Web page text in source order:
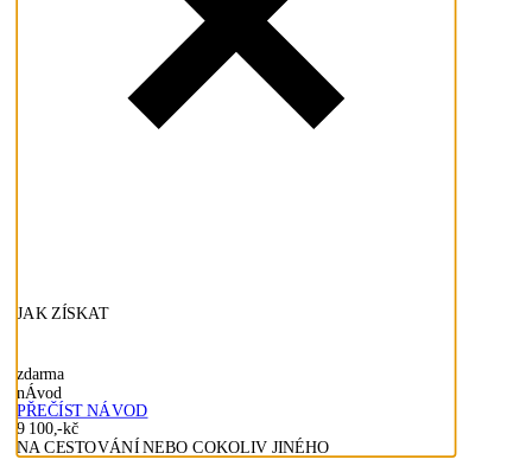
JAK ZÍSKAT
zdarma
nÁvod
PŘEČÍST NÁVOD
9 100,-kč
NA CESTOVÁNÍ NEBO COKOLIV JINÉHO